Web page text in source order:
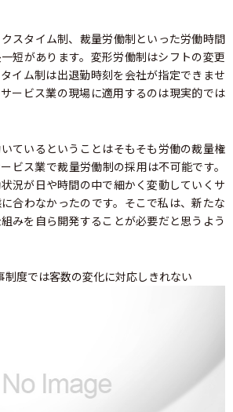
スタイム制、裁量労働制といった労働時間
短があります。変形労働制はシフトの変更
イム制は出退勤時刻を会社が指定できませ
ービス業の現場に適用するのは現実的では
ているということはそもそも労働の裁量権
ビス業で裁量労働制の採用は不可能です。
況が日や時間の中で細かく変動していくサ
合わなかったのです。そこで私は、新たな
みを自ら開発することが必要だと思うよう
制度では客数の変化に対応しきれない